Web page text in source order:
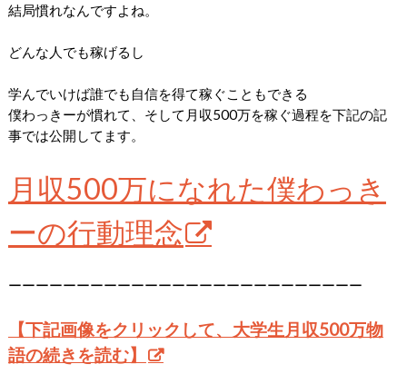
結局慣れなんですよね。
どんな人でも稼げるし
学んでいけば誰でも自信を得て稼ぐこともできる
僕わっきーが慣れて、そして月収500万を稼ぐ過程を下記の記
事では公開してます。
月収500万になれた僕わっき
ーの行動理念
ーーーーーーーーーーーーーーーーーーーーーーーーーー
【下記画像をクリックして、大学生月収500万物
語の続きを読む】